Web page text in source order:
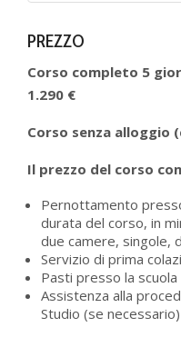
PREZZO
Corso completo 5
1.290 €
Corso senza alloggio
Il prezzo del corso
Pernottamento
durata del corso, in
due camere, singole,
Servizio di prima
Pasti presso la
Assistenza alla
Studio (se necessario)